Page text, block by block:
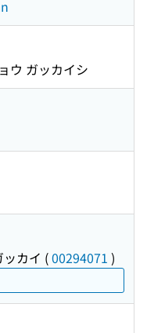
ウ ガッカイシ
カイ (00294071 )